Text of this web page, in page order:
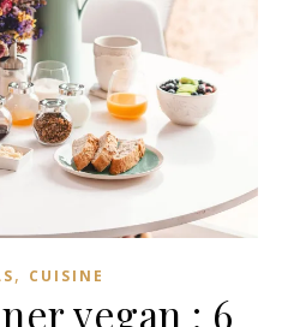
, CUISINE
vegan : 6